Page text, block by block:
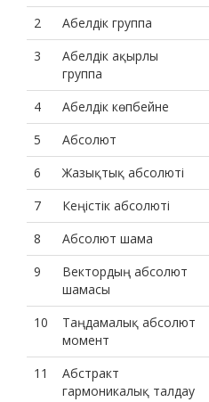
2
Абелдік группа
3
Абелдік ақырлы
группа
4
Абелдік көпбейне
5
Абсолют
6
Жазықтық абсолюті
7
Кеңістік абсолюті
8
Абсолют шама
9
Вектордың абсолют
шамасы
10
Таңдамалық абсолют
момент
11
Абстракт
гармоникалық талдау